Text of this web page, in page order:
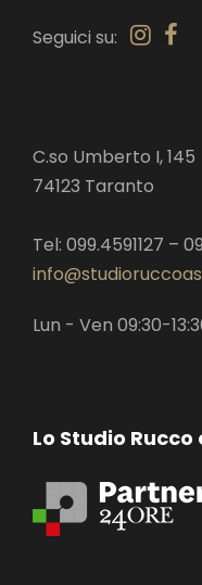
Seguici su:
C.so Umberto I, 145
74123 Taranto
Tel: 099.4591127 –
Lun - Ven 09:30-
Lo Studio Rucco